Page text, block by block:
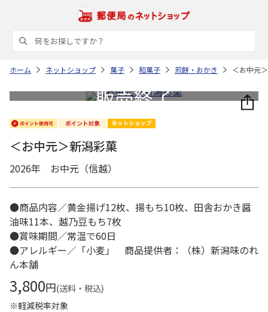
ホーム ネットショップ 菓子 和菓子 煎餅・おかき ＜お中元
＜お中元＞新潟彩菓
2026年 お中元（信越）
●商品内容／黄金揚げ12枚、揚もち10枚、田舎おかき醤
油味11本、越乃豆もち7枚
●賞味期間／常温で60日
●アレルギー／「小麦」 商品提供者：（株）新潟味のれ
ん本舗
3,800円(送料・税込)
※軽減税率対象